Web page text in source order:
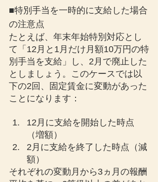
■特別手当を一時的に支給した場合
の注意点
たとえば、年末年始特別対応とし
て「12月と1月だけ月額10万円の特
別手当を支給」し、2月で廃止した
としましょう。このケースでは以
下の2回、固定賃金に変動があった
ことになります：
12月に支給を開始した時点
（増額）
2月に支給を終了した時点（減
額）
それぞれの変動月から3ヵ月の報酬